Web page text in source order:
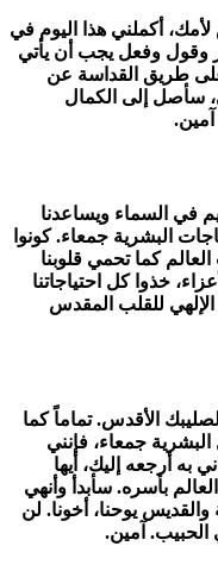
أكملني هذا اليوم في
وقول وفعل يجب أن يأتي
طريق القداسة عن
سأصل إلى الكمال
في السماء ويساعدنا
البشرية جمعاء. كونوا
كما تحمي قلوبنا
خذوا كل احتياجاتنا
الإلهي للقلب المقدس
الأقدس. تماماً كما
جمعاء، فإنني
به أرجعه إليك، أيها
بأسره. سأبدأ وأنهي
يوحنا، أخونا. لن
آمين.